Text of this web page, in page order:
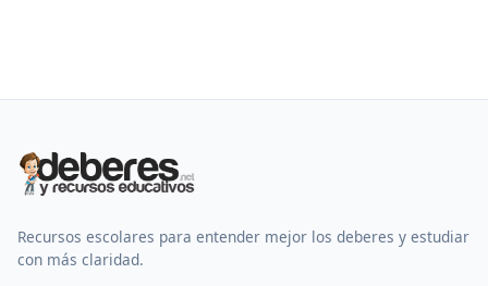
Recursos escolares para entender mejor los deberes y estudiar
con más claridad.